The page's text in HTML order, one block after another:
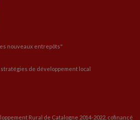
nouveaux entrepôts"
de développement local
Rural de Catalogne 2014-2022, cofinancé